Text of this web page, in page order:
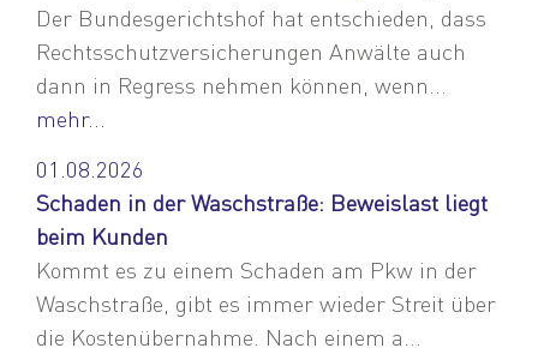
Der Bundesgerichtshof hat entschieden, dass
Rechtsschutzversicherungen Anwälte auch
dann in Regress nehmen können, wenn...
mehr...
01.08.2026
Schaden in der Waschstraße: Beweislast liegt
beim Kunden
Kommt es zu einem Schaden am Pkw in der
Waschstraße, gibt es immer wieder Streit über
die Kostenübernahme. Nach einem a...